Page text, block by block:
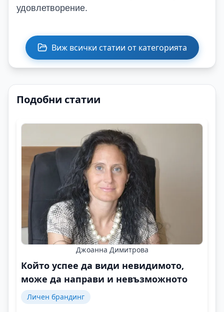
удовлетворение.
Виж всички статии от категорията
Подобни статии
Джоанна Димитрова
Който успее да види невидимото,
може да направи и невъзможното
Личен брандинг